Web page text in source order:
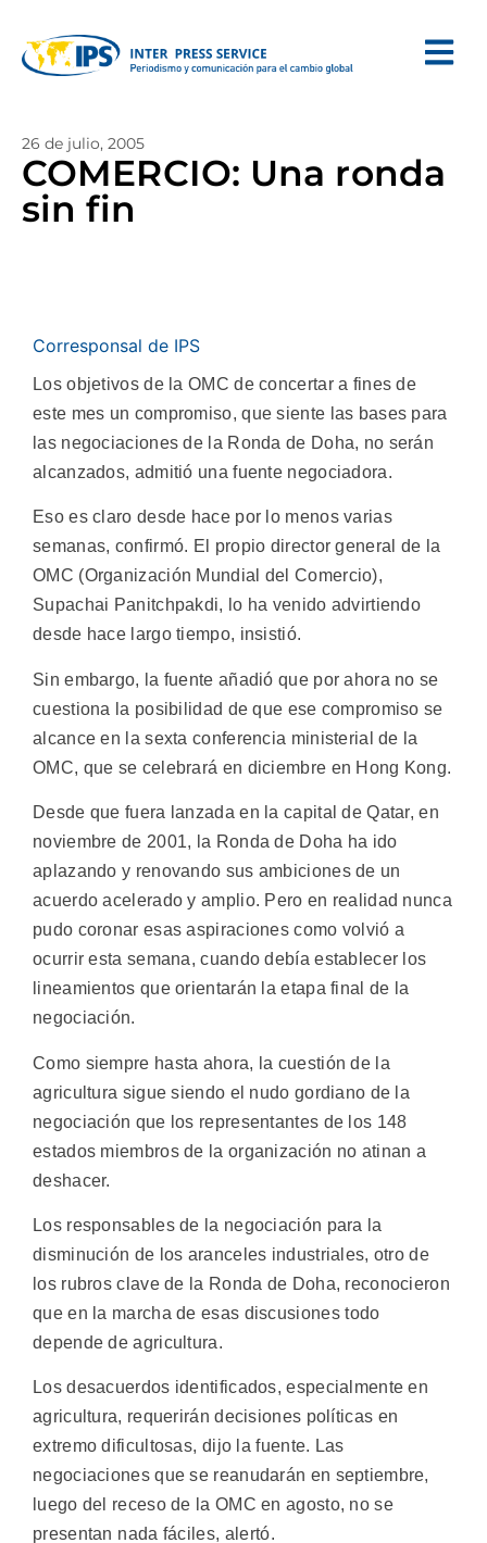
26 de julio, 2005
COMERCIO: Una ronda
sin fin
Corresponsal de IPS
Los objetivos de la OMC de concertar a fines de
este mes un compromiso, que siente las bases para
las negociaciones de la Ronda de Doha, no serán
alcanzados, admitió una fuente negociadora.
Eso es claro desde hace por lo menos varias
semanas, confirmó. El propio director general de la
OMC (Organización Mundial del Comercio),
Supachai Panitchpakdi, lo ha venido advirtiendo
desde hace largo tiempo, insistió.
Sin embargo, la fuente añadió que por ahora no se
cuestiona la posibilidad de que ese compromiso se
alcance en la sexta conferencia ministerial de la
OMC, que se celebrará en diciembre en Hong Kong.
Desde que fuera lanzada en la capital de Qatar, en
noviembre de 2001, la Ronda de Doha ha ido
aplazando y renovando sus ambiciones de un
acuerdo acelerado y amplio. Pero en realidad nunca
pudo coronar esas aspiraciones como volvió a
ocurrir esta semana, cuando debía establecer los
lineamientos que orientarán la etapa final de la
negociación.
Como siempre hasta ahora, la cuestión de la
agricultura sigue siendo el nudo gordiano de la
negociación que los representantes de los 148
estados miembros de la organización no atinan a
deshacer.
Los responsables de la negociación para la
disminución de los aranceles industriales, otro de
los rubros clave de la Ronda de Doha, reconocieron
que en la marcha de esas discusiones todo
depende de agricultura.
Los desacuerdos identificados, especialmente en
agricultura, requerirán decisiones políticas en
extremo dificultosas, dijo la fuente. Las
negociaciones que se reanudarán en septiembre,
luego del receso de la OMC en agosto, no se
presentan nada fáciles, alertó.